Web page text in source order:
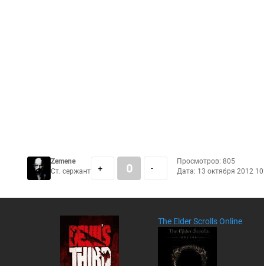
Zemene
Ст. сержант
+ 0 -
Просмотров: 805
Дата: 13 октября 2012
The Elder Scrolls Online